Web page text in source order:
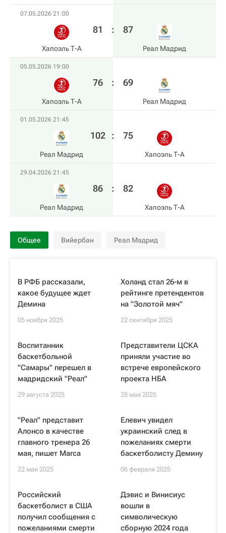
07.05.2026 21:00
Хапоэль Т-А
81 : 87
Реал Мадрид
05.05.2026 19:00
Хапоэль Т-А
76 : 69
Реал Мадрид
01.05.2026 21:45
Реал Мадрид
102 : 75
Хапоэль Т-А
29.04.2026 21:45
Реал Мадрид
86 : 82
Хапоэль Т-А
Общее Вийербан Реал Мадрид
В РФБ рассказали,
какое будущее ждет
Демина
05 ноября 2025
Холанд стал 26-м в
рейтинге претендентов
на "Золотой мяч"
22 сентября 2025
Воспитанник
баскетбольной
"Самары" перешел в
мадридский "Реал"
29 августа 2025
Представители ЦСКА
приняли участие во
встрече европейского
проекта НБА
28 мая 2025
"Реал" представит
Алонсо в качестве
главного тренера 26
мая, пишет Marca
22 мая 2025
Елевич увидел
украинский след в
пожеланиях смерти
баскетболисту Демину
06 февраля 2025
Российский
баскетболист в США
получил сообщения с
пожеланиями смерти
Дэвис и Винисиус
вошли в
символическую
сборную 2024 года